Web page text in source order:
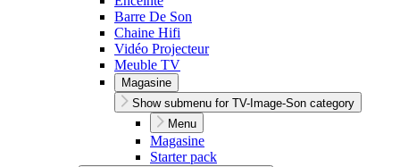
Barre De Son
Chaine Hifi
Vidéo Projecteur
Meuble TV
Magasine
Show submenu for TV-Image-Son category
Menu
Magasine
Starter pack